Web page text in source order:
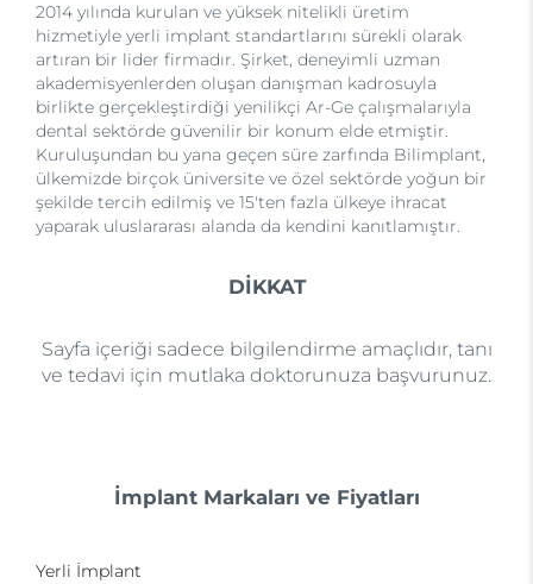
2014 yılında kurulan ve yüksek nitelikli üretim
hizmetiyle yerli implant standartlarını sürekli olarak
artıran bir lider firmadır. Şirket, deneyimli uzman
akademisyenlerden oluşan danışman kadrosuyla
birlikte gerçekleştirdiği yenilikçi Ar-Ge çalışmalarıyla
dental sektörde güvenilir bir konum elde etmiştir.
Kuruluşundan bu yana geçen süre zarfında Bilimplant,
ülkemizde birçok üniversite ve özel sektörde yoğun bir
şekilde tercih edilmiş ve 15'ten fazla ülkeye ihracat
yaparak uluslararası alanda da kendini kanıtlamıştır.
DİKKAT
Sayfa içeriği sadece bilgilendirme amaçlıdır, tanı
ve tedavi için mutlaka doktorunuza başvurunuz.
İmplant Markaları ve Fiyatları
Yerli İmplant